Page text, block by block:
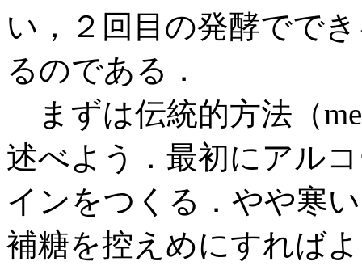
い，２回目の発酵でで
るのである．
まずは伝統的方法（
述べよう．最初にアル
インをつくる．やや寒
補糖を控えめにすれば